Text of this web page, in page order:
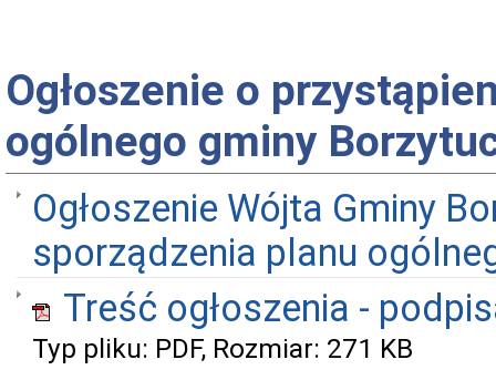
Ogłoszenie o
ogólnego gminy
Ogłoszenie Wójta Gminy
sporządzenia planu
Treść ogłoszenia -
Typ pliku: PDF, Rozmiar: 271 KB